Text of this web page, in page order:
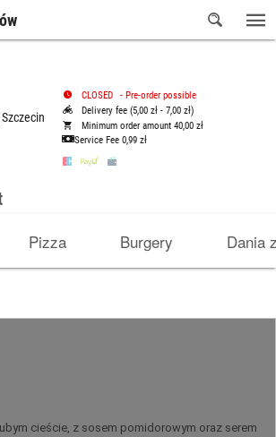
CLOSED - Pre-order possible
Delivery fee (5,00 zł - 7,00 zł)
Minimum order amount 40,00 zł
Service Fee 0,99 zł
Pizza Burgery Dania
cieście, z sosem pomidorowym oraz serem